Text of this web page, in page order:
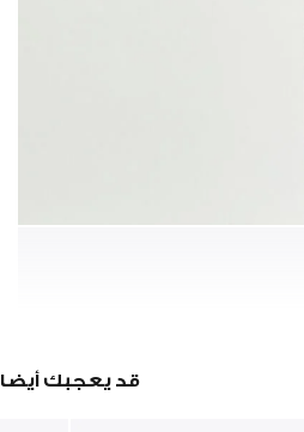
قد يعجبك أيضا